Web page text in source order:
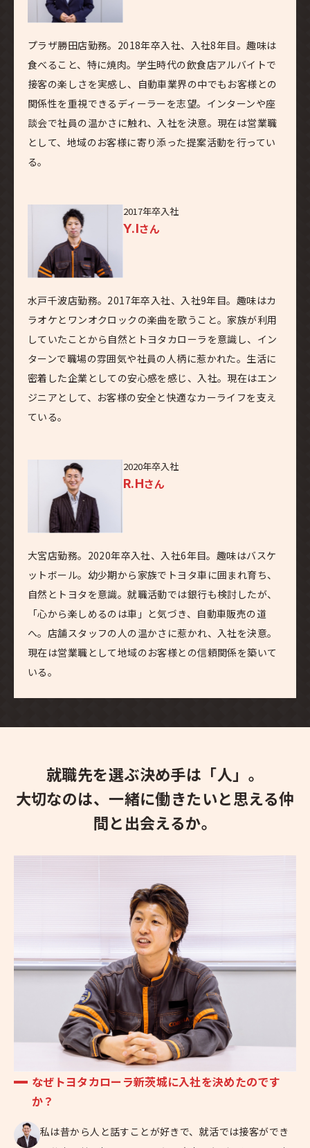
プラザ勝田店勤務。2018年卒入社、入社8年目。趣味は
食べること、特に焼肉。学生時代の飲食店アルバイトで
接客の楽しさを実感し、自動車業界の中でもお客様との
関係性を重視できるディーラーを志望。インターンや座
談会で社員の温かさに触れ、入社を決意。現在は営業職
として、地域のお客様に寄り添った提案活動を行ってい
る。
2017年卒入社
Y.Iさん
水戸千波店勤務。2017年卒入社、入社9年目。趣味はカ
ラオケとワンオクロックの楽曲を歌うこと。家族が利用
していたことから自然とトヨタカローラを意識し、イン
ターンで職場の雰囲気や社員の人柄に惹かれた。生活に
密着した企業としての安心感を感じ、入社。現在はエン
ジニアとして、お客様の安全と快適なカーライフを支え
ている。
2020年卒入社
R.Hさん
大宮店勤務。2020年卒入社、入社6年目。趣味はバスケ
ットボール。幼少期から家族でトヨタ車に囲まれ育ち、
自然とトヨタを意識。就職活動では銀行も検討したが、
「心から楽しめるのは車」と気づき、自動車販売の道
へ。店舗スタッフの人の温かさに惹かれ、入社を決意。
現在は営業職として地域のお客様との信頼関係を築いて
いる。
就職先を選ぶ決め手は「人」。
大切なのは、一緒に働きたいと思える仲
間と出会えるか。
なぜトヨタカローラ新茨城に入社を決めたのです
か？
私は昔から人と話すことが好きで、就活では接客ができ